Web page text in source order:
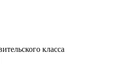
класса